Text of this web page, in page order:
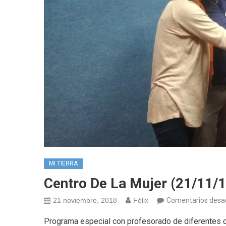
MI TIERRA
Centro De La Mujer (21/11/
21 noviembre, 2018 Félix Comentarios
Programa especial con profesorado de diferentes